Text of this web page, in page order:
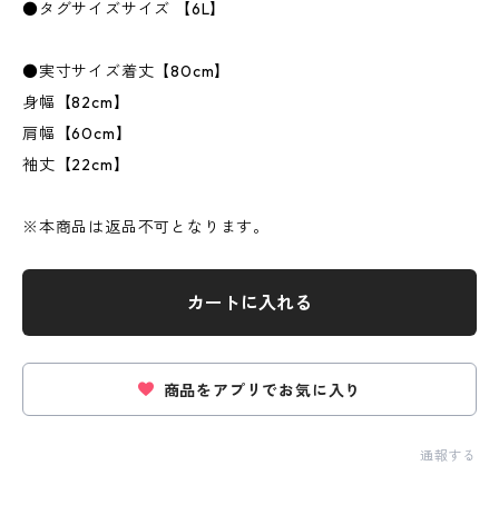
●タグサイズサイズ 【6L】
●実寸サイズ着丈【80cm】
身幅【82cm】
肩幅【60cm】
袖丈【22cm】
※本商品は返品不可となります。
カートに入れる
商品をアプリでお気に入り
通報する